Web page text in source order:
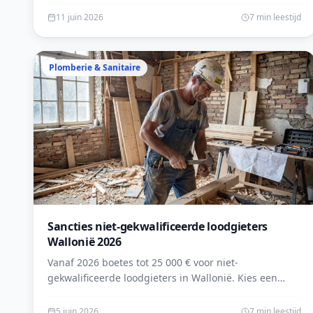
lesprosdemaville.be.
11 juin 2026 7 min leestijd
Plomberie & Sanitaire
Sancties niet-gekwalificeerde loodgieters
Wallonië 2026
Vanaf 2026 boetes tot 25 000 € voor niet-
gekwalificeerde loodgieters in Wallonië. Kies een
aan.